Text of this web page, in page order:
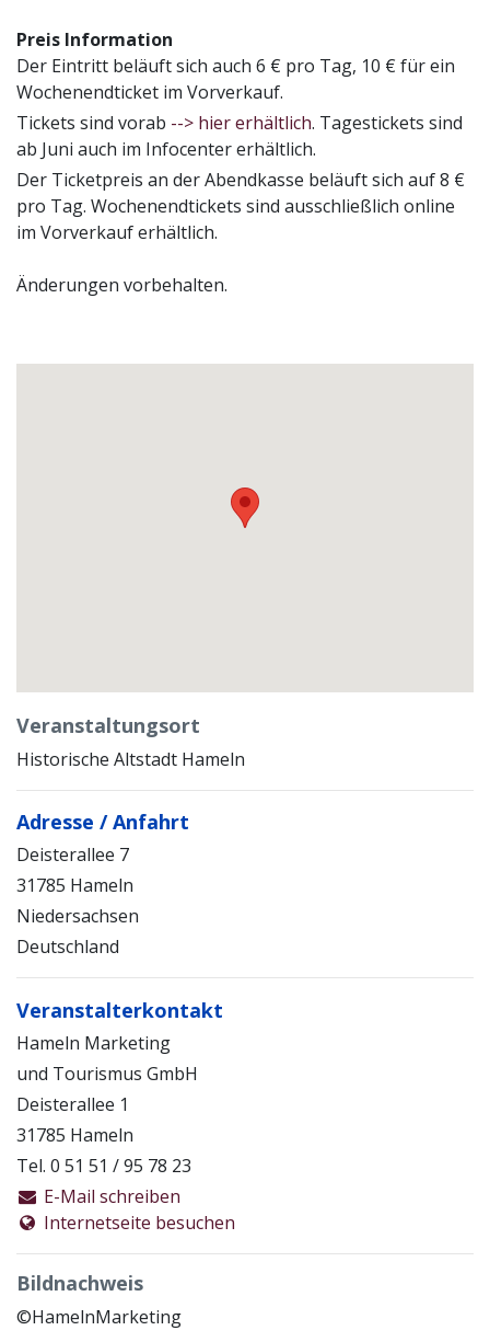
Preis Information
Der Eintritt beläuft sich auch 6 € pro Tag, 10 € für ein
Wochenendticket im Vorverkauf.
Tickets sind vorab --> hier erhältlich. Tagestickets sind
ab Juni auch im Infocenter erhältlich.
Der Ticketpreis an der Abendkasse beläuft sich auf 8 €
pro Tag. Wochenendtickets sind ausschließlich online
im Vorverkauf erhältlich.
Änderungen vorbehalten.
Veranstaltungsort
Historische Altstadt Hameln
Adresse / Anfahrt
Deisterallee 7
31785 Hameln
Niedersachsen
Deutschland
Veranstalterkontakt
Hameln Marketing
und Tourismus GmbH
Deisterallee 1
31785 Hameln
Tel. 0 51 51 / 95 78 23
E-Mail schreiben
Internetseite besuchen
Bildnachweis
©HamelnMarketing